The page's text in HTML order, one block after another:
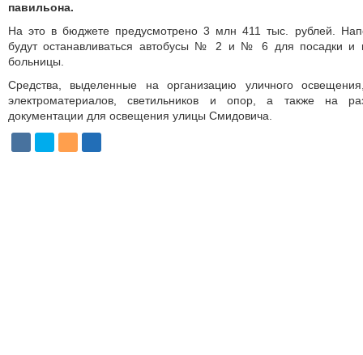
павильона.
На это в бюджете предусмотрено 3 млн 411 тыс. рублей.
будут останавливаться автобусы № 2 и № 6 для посадки и
больницы.
Средства, выделенные на организацию уличного
электроматериалов, светильников и опор, а также на
документации для освещения улицы Смидовича.